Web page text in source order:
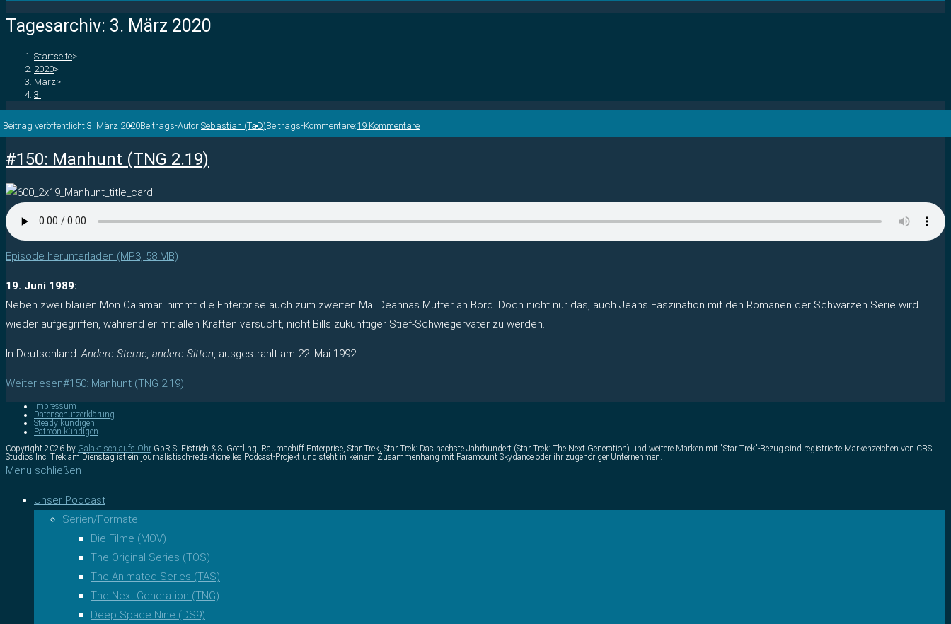
Tagesarchiv: 3. März 2020
Startseite>
2020>
März>
3.
Beitrag veröffentlicht:3. März 2020Beitrags-Autor:Sebastian (TaD)Beitrags-Kommentare:19 Kommentare
#150: Manhunt (TNG 2.19)
Episode herunterladen (MP3, 58 MB)
19. Juni 1989:
Neben zwei blauen Mon Calamari nimmt die Enterprise auch zum zweiten Mal Deannas Mutter an Bord. Doch nicht nur das, auch Jeans Faszination mit den Romanen der Schwarzen Serie wird
wieder aufgegriffen, während er mit allen Kräften versucht, nicht Bills zukünftiger Stief-Schwiegervater zu werden.
In Deutschland:Andere Sterne, andere Sitten, ausgestrahlt am 22. Mai 1992.
Weiterlesen#150: Manhunt (TNG 2.19)
Impressum
Datenschutzerklärung
Steady kündigen
Patreon kündigen
Copyright 2026 by Galaktisch aufs Ohr GbR S. Fistrich & S. Göttling. Raumschiff Enterprise, Star Trek, Star Trek: Das nächste Jahrhundert (Star Trek: The Next Generation) und weitere Marken mit "Star Trek"-Bezug sind registrierte Markenzeichen von CBS
Studios Inc. Trek am Dienstag ist ein journalistisch-redaktionelles Podcast-Projekt und steht in keinem Zusammenhang mit Paramount Skydance oder ihr zugehöriger Unternehmen.
Menü schließen
Unser Podcast
Serien/Formate
Die Filme (MOV)
The Original Series (TOS)
The Animated Series (TAS)
The Next Generation (TNG)
Deep Space Nine (DS9)